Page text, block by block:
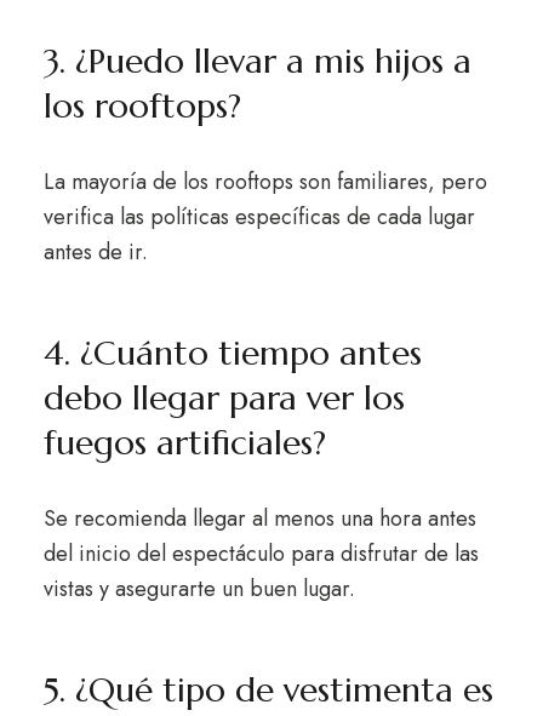
3. ¿Puedo llevar a mis hijos a
los rooftops?
La mayoría de los rooftops son familiares, pero
verifica las políticas específicas de cada lugar
antes de ir.
4. ¿Cuánto tiempo antes
debo llegar para ver los
fuegos artificiales?
Se recomienda llegar al menos una hora antes
del inicio del espectáculo para disfrutar de las
vistas y asegurarte un buen lugar.
5. ¿Qué tipo de vestimenta es